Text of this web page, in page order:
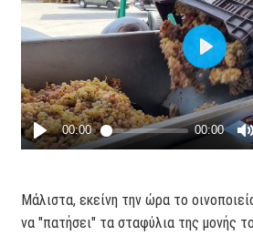
Μάλιστα, εκείνη την ώρα το
να "πατήσει" τα σταφύλια της μονής